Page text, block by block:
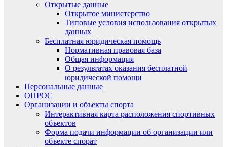
Открытые данные
Открытое министерство
Типовые условия использования открытых
данных
Бесплатная юридическая помощь
Нормативная правовая база
Общая информация
О результатах оказания бесплатной
юридической помощи
Персональные данные
ОПРОС
Организации и объекты спорта
Интерактивная карта расположения спортивных
объектов
Форма подачи информации об организации или
объекте спорат